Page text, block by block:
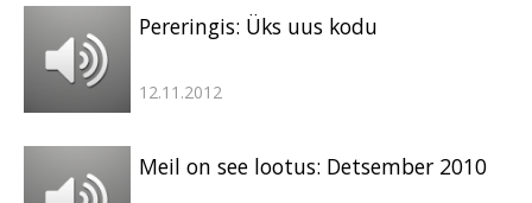
Pereringis: Üks uus kodu
12.11.2012
Meil on see lootus: Detsember 2010